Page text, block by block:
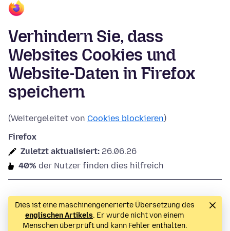
Verhindern Sie, dass
Websites Cookies und
Website-Daten in Firefox
speichern
(Weitergeleitet von Cookies blockieren)
Firefox
Zuletzt aktualisiert: 26.06.26
40% der Nutzer finden dies hilfreich
Dies ist eine maschinengenerierte Übersetzung des
englischen Artikels. Er wurde nicht von einem
Menschen überprüft und kann Fehler enthalten.